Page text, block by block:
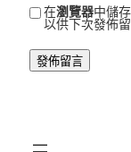
在瀏覽器中儲
以供下次發佈